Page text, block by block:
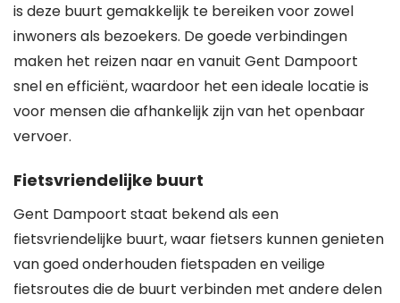
is deze buurt gemakkelijk te bereiken voor zowel
inwoners als bezoekers. De goede verbindingen
maken het reizen naar en vanuit Gent Dampoort
snel en efficiënt, waardoor het een ideale locatie is
voor mensen die afhankelijk zijn van het openbaar
vervoer.
Fietsvriendelijke buurt
Gent Dampoort staat bekend als een
fietsvriendelijke buurt, waar fietsers kunnen genieten
van goed onderhouden fietspaden en veilige
fietsroutes die de buurt verbinden met andere delen